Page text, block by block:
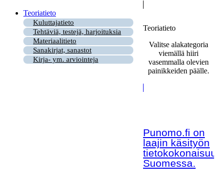
Teoriatieto
Kuluttajatieto
Tehtäviä, testejä, harjoituksia
Materiaalitieto
Sanakirjat, sanastot
Kirja- ym. arviointeja
Teoriatieto
Valitse alakategoria
viemällä hiiri
vasemmalla olevien
painikkeiden päälle.
Punomo.fi on
laajin käsityön
Suomessa.